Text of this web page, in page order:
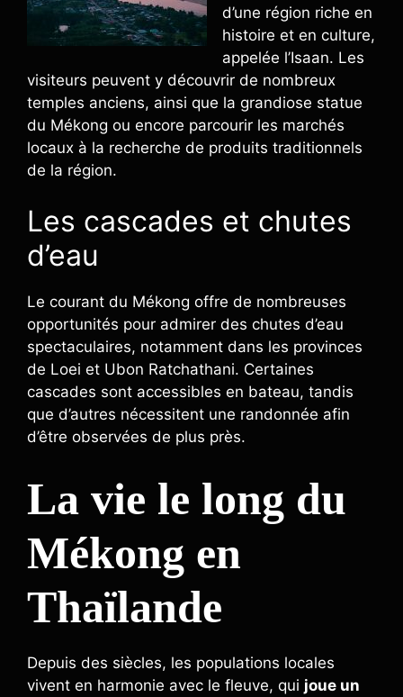
d’une région riche en
histoire et en culture,
appelée l’Isaan. Les
visiteurs peuvent y découvrir de nombreux
temples anciens, ainsi que la grandiose statue
du Mékong ou encore parcourir les marchés
locaux à la recherche de produits traditionnels
de la région.
Les cascades et chutes
d’eau
Le courant du Mékong offre de nombreuses
opportunités pour admirer des chutes d’eau
spectaculaires, notamment dans les provinces
de Loei et Ubon Ratchathani. Certaines
cascades sont accessibles en bateau, tandis
que d’autres nécessitent une randonnée afin
d’être observées de plus près.
La vie le long du
Mékong en
Thaïlande
Depuis des siècles, les populations locales
vivent en harmonie avec le fleuve, qui joue un